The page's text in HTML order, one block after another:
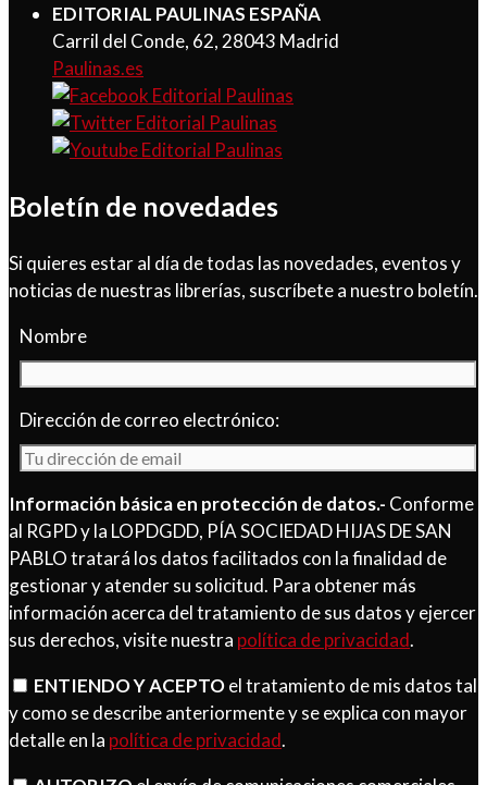
EDITORIAL PAULINAS ESPAÑA
Carril del Conde, 62, 28043 Madrid
Paulinas.es
Boletín de novedades
Si quieres estar al día de todas las novedades, eventos y
noticias de nuestras librerías, suscríbete a nuestro boletín.
Nombre
Dirección de correo electrónico:
Información básica en protección de datos.- Conforme
al RGPD y la LOPDGDD, PÍA SOCIEDAD HIJAS DE SAN
PABLO tratará los datos facilitados con la finalidad de
gestionar y atender su solicitud. Para obtener más
información acerca del tratamiento de sus datos y ejercer
sus derechos, visite nuestra política de privacidad.
ENTIENDO Y ACEPTOel tratamiento de mis datos tal
y como se describe anteriormente y se explica con mayor
detalle en la política de privacidad.